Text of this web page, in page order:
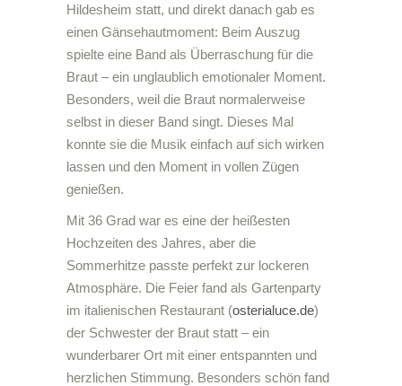
Hildesheim statt, und direkt danach gab es
einen Gänsehautmoment: Beim Auszug
spielte eine Band als Überraschung für die
Braut – ein unglaublich emotionaler Moment.
Besonders, weil die Braut normalerweise
selbst in dieser Band singt. Dieses Mal
konnte sie die Musik einfach auf sich wirken
lassen und den Moment in vollen Zügen
genießen.
Mit 36 Grad war es eine der heißesten
Hochzeiten des Jahres, aber die
Sommerhitze passte perfekt zur lockeren
Atmosphäre. Die Feier fand als Gartenparty
im italienischen Restaurant (osterialuce.de)
der Schwester der Braut statt – ein
wunderbarer Ort mit einer entspannten und
herzlichen Stimmung. Besonders schön fand